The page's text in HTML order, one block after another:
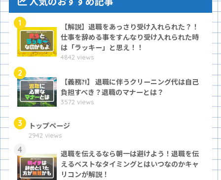
1
【解説】退職をあっさり受け入れられた？！
仕事を辞める事をすんなり受け入れられた時
は「ラッキー」と思え！！
4842 views
2
【義務?!】 退職に伴うクリーニング代は自己
負担すべき？退職のマナーとは？
3572 views
3 トップページ
2942 views
4
退職を伝えるなら朝一は避けよう！退職を伝
えるベストなタイミングとはいつなのかキャ
リコンが解説！